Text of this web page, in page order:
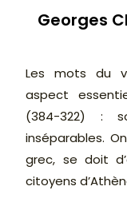
Georges
Les mots du
aspect
(384-322) :
inséparables.
grec, se doit
citoyens